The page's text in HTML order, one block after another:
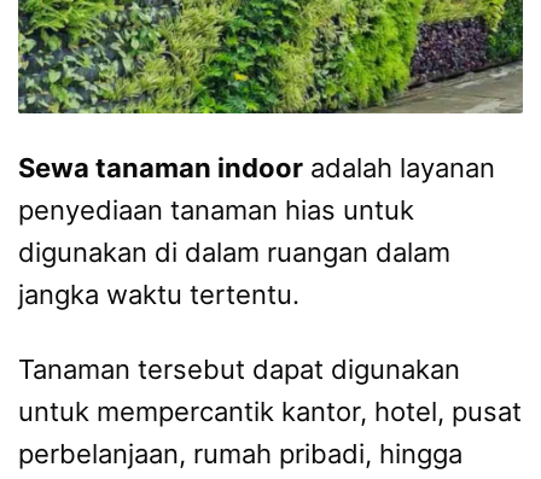
Sewa tanaman indoor adalah layanan
penyediaan tanaman hias untuk
digunakan di dalam ruangan dalam
jangka waktu tertentu.
Tanaman tersebut dapat digunakan
untuk mempercantik kantor, hotel, pusat
perbelanjaan, rumah pribadi, hingga